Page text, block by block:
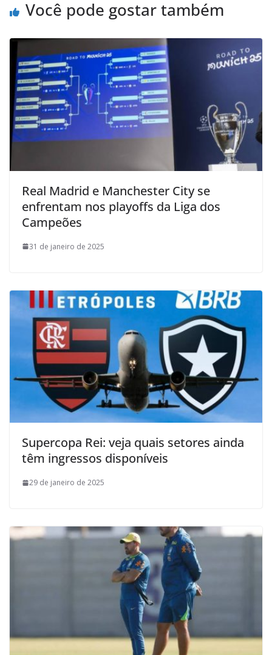
Você pode gostar também
Real Madrid e Manchester City se
enfrentam nos playoffs da Liga dos
Campeões
31 de janeiro de 2025
Supercopa Rei: veja quais setores ainda
têm ingressos disponíveis
29 de janeiro de 2025